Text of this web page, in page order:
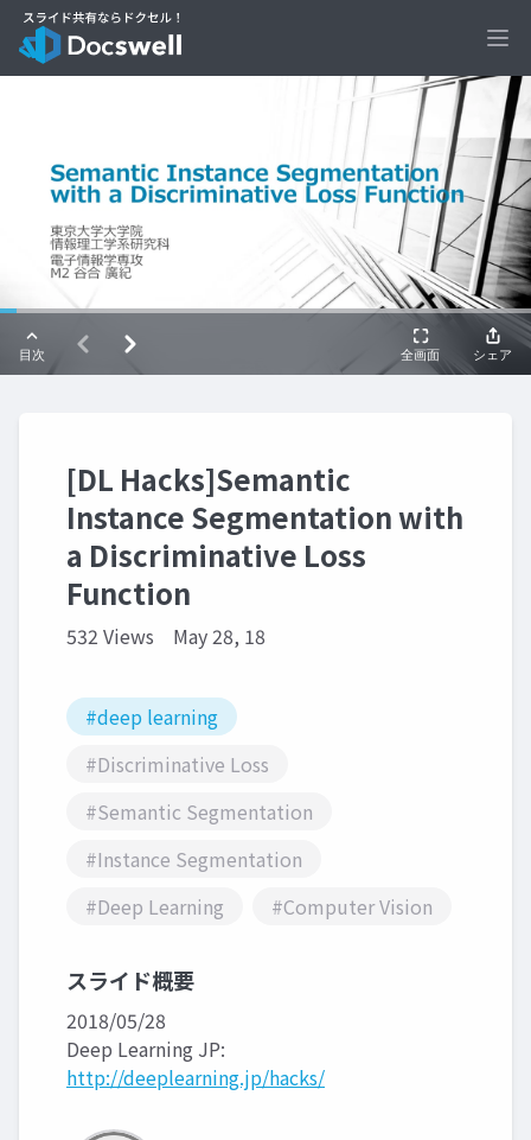
[DL Hacks]Semantic
Instance Segmentation with
a Discriminative Loss
Function
532 Views May 28, 18
#deep learning
#Discriminative Loss
#Semantic Segmentation
#Instance Segmentation
#Deep Learning
#Computer Vision
スライド概要
2018/05/28
Deep Learning JP:
http://deeplearning.jp/hacks/